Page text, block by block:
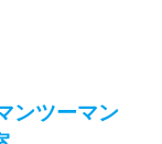
ンツーマン